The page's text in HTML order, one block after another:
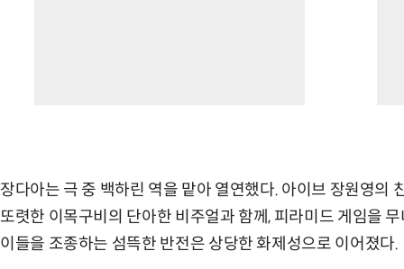
장다아는 극 중 백하린 역을 맡아 열연했다. 아이브 장원영의
또렷한 이목구비의 단아한 비주얼과 함께, 피라미드 게임을
이들을 조종하는 섬뜩한 반전은 상당한 화제성으로 이어졌다.